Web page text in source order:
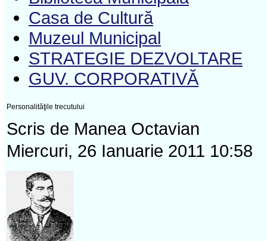
Casa de Cultură
Muzeul Municipal
STRATEGIE DEZVOLTARE
GUV. CORPORATIVĂ
Personalităţile trecutului
Scris de Manea Octavian
Miercuri, 26 Ianuarie 2011 10:58